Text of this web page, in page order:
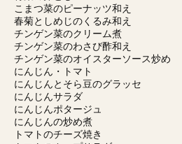
こまつ菜のピーナッツ和え
春菊としめじのくるみ和え
チンゲン菜のクリーム煮
チンゲン菜のわさび酢和え
チンゲン菜のオイスターソース炒め
にんじん・トマト
にんじんとそら豆のグラッセ
にんじんサラダ
にんじんポタージュ
にんじんの炒め煮
トマトのチーズ焼き